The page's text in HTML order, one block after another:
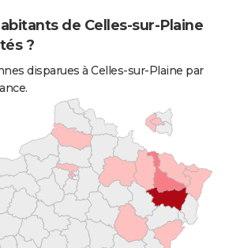
de Celles-sur-Plaine
?
disparues à Celles-sur-Plaine par